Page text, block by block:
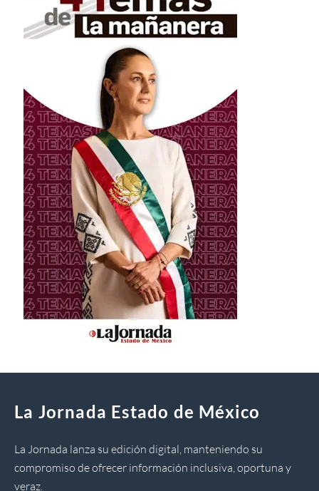
La Jornada Estado de México
La Jornada lanza su edición digital, manteniendo su
compromiso de ofrecer información inclusiva, oportuna y
veraz.